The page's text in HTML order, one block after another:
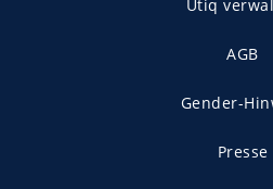
Utiq
AGB
Gender-
Presse